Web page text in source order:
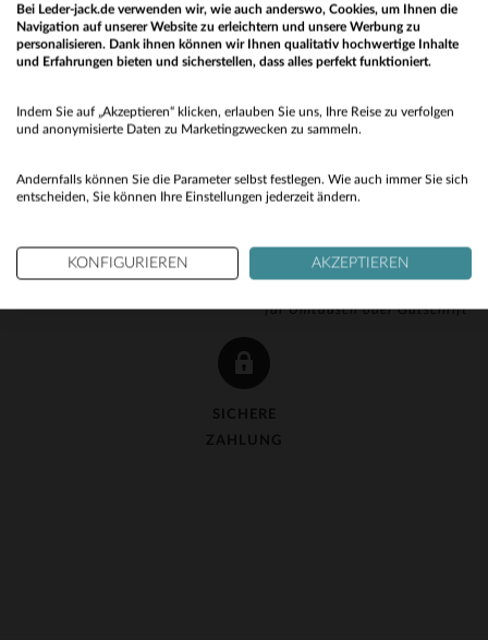
KOSTENLOSE LIEFERUNG
ab 150 €
KOSTENLOSE 90-TAGE-
RÜCKGABE
für Umtausch oder Gutschrift
SICHERE
ZAHLUNG
UNSERE VERTRAUENSWÜRDIGEN PARTNER
No
Bei Leder-jack.de verwenden wir, wie auch anderswo, Cookies, um Ihnen die
Navigation auf unserer Website zu erleichtern und unsere Werbung zu
personalisieren. Dank ihnen können wir Ihnen qualitativ hochwertige Inhalte
und Erfahrungen bieten und sicherstellen, dass alles perfekt funktioniert.
Indem Sie auf „Akzeptieren“ klicken, erlauben Sie uns, Ihre Reise zu verfolgen
und anonymisierte Daten zu Marketingzwecken zu sammeln.
Andernfalls können Sie die Parameter selbst festlegen. Wie auch immer Sie sich
entscheiden, Sie können Ihre Einstellungen jederzeit ändern.
KONFIGURIEREN AKZEPTIEREN